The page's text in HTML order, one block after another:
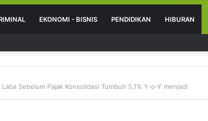
EKONOMI - BISNIS PENDIDIKAN HIBURAN
Sebelum Pajak Konsolidasi Tumbuh 5,1% Y-o-Y menjadi